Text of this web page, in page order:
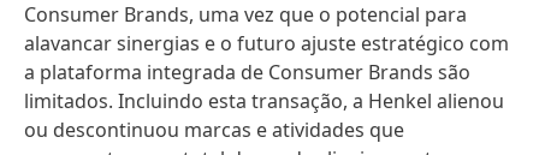
Consumer Brands, uma vez que o potencial para
alavancar sinergias e o futuro ajuste estratégico com
a plataforma integrada de Consumer Brands são
limitados. Incluindo esta transação, a Henkel alienou
ou descontinuou marcas e atividades que